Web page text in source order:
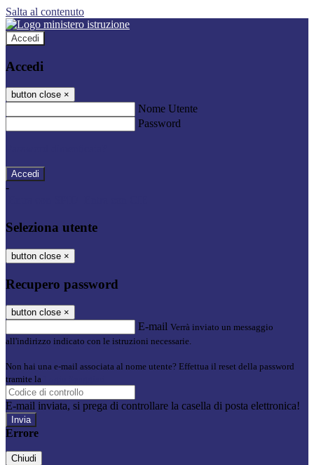
Salta al contenuto
Accedi
Accedi
button close ×
Nome Utente
Password
-
Seleziona utente
button close ×
Recupero password
button close ×
E-mail Verrà inviato un messaggio
all'indirizzo indicato con le istruzioni necessarie.
Non hai una e-mail associata al nome utente? Effettua il reset della password
tramite la
E-mail inviata, si prega di controllare la casella di posta elettronica!
Errore
Chiudi